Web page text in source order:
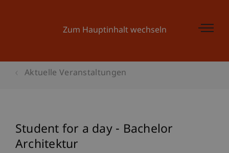
Zum Hauptinhalt wechseln
Aktuelle Veranstaltungen
Student for a day - Bachelor
Architektur